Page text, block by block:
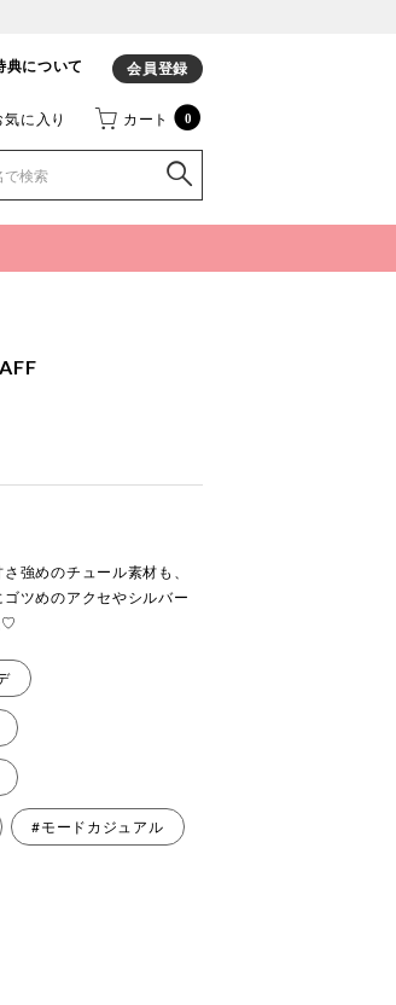
典について 会員登録
気に入り カート 0
強めのチュール素材も、
ツめのアクセやシルバー
♡
#モードカジュアル